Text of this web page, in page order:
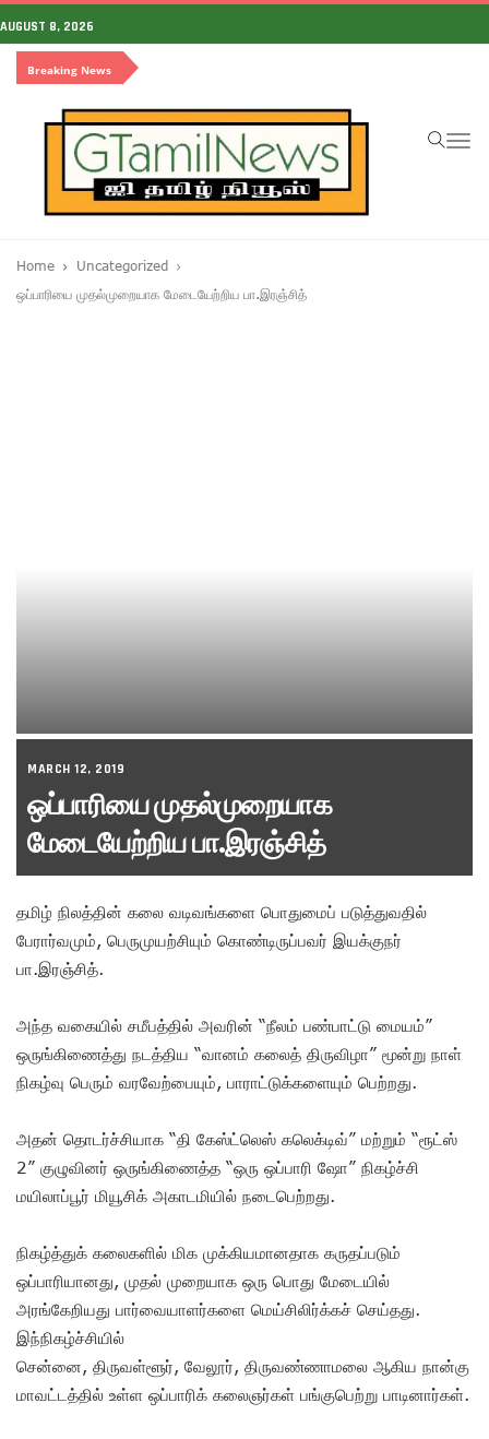
AUGUST 8, 2026
Breaking News
Home
Uncategorized
ஒப்பாரியை முதல்முறையாக மேடையேற்றிய பா.இரஞ்சித்
MARCH 12, 2019
ஒப்பாரியை முதல்முறையாக
மேடையேற்றிய பா.இரஞ்சித்
தமிழ் நிலத்தின் கலை வடிவங்களை பொதுமைப் படுத்துவதில்
பேரார்வமும், பெருமுயற்சியும் கொண்டிருப்பவர் இயக்குநர்
பா.இரஞ்சித்.
அந்த வகையில் சமீபத்தில் அவரின் “நீலம் பண்பாட்டு மையம்”
ஒருங்கிணைத்து நடத்திய “வானம் கலைத் திருவிழா” மூன்று நாள்
நிகழ்வு பெரும் வரவேற்பையும், பாராட்டுக்களையும் பெற்றது.
அதன் தொடர்ச்சியாக “தி கேஸ்ட்லெஸ் கலெக்டிவ்” மற்றும் “ரூட்ஸ்
2” குழுவினர் ஒருங்கிணைத்த “ஒரு ஒப்பாரி ஷோ” நிகழ்ச்சி
மயிலாப்பூர் மியூசிக் அகாடமியில் நடைபெற்றது.
நிகழ்த்துக் கலைகளில் மிக முக்கியமானதாக கருதப்படும்
ஒப்பாரியானது, முதல் முறையாக ஒரு பொது மேடையில்
அரங்கேறியது பார்வையாளர்களை மெய்சிலிர்க்கச் செய்தது.
இந்நிகழ்ச்சியில்
சென்னை, திருவள்ளூர், வேலூர், திருவண்ணாமலை ஆகிய நான்கு
மாவட்டத்தில் உள்ள ஒப்பாரிக் கலைஞர்கள் பங்குபெற்று பாடினார்கள்.